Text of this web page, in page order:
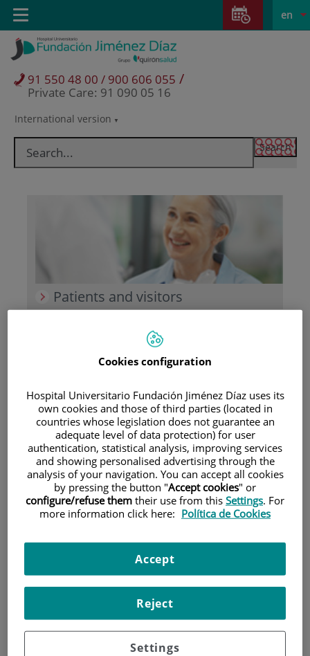
Jump to content
Jump
content
Language
selector
Active
en
International version
91 550 48 00 / 900 606 055 /
Private Care: 91 090 05 16
Toggle
navigation
Patients and visitors
Research
Teaching
Teléfono de atención al usuario
900 301 013
Cookies configuration
Hospital Universitario Fundación Jiménez Díaz uses its
own cookies and those of third parties (located in
countries whose legislation does not guarantee an
adequate level of data protection) for user
authentication, statistical analysis, improving services
and showing personalised advertising through the
analysis of your navigation. You can accept all cookies
by pressing the button "Accept cookies" or
configure/refuse them their use from this Settings. For
more information click here: Política de Cookies
Settings
Reject
Accept